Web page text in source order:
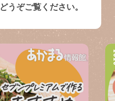
どうぞご覧ください。